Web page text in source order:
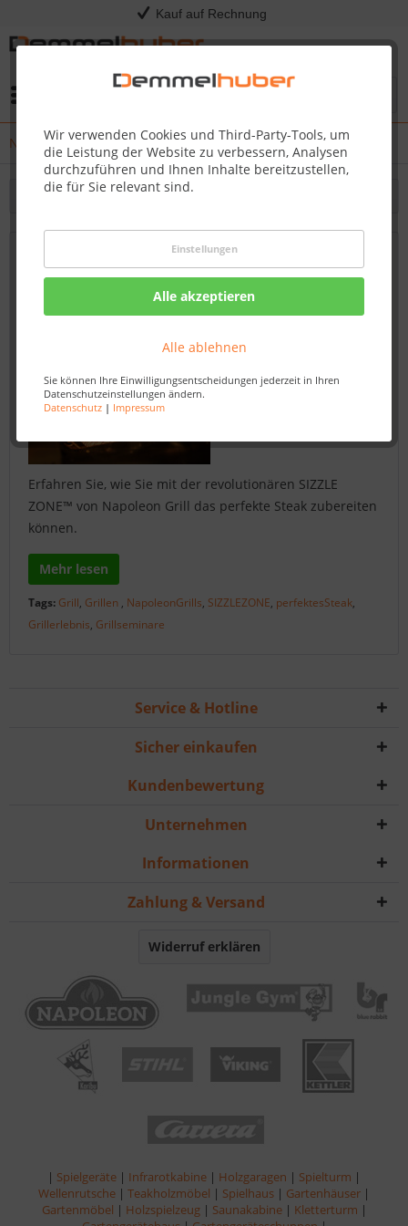
Kauf auf Rechnung
Wir verwenden Cookies und Third-Party-Tools, um
die Leistung der Website zu verbessern, Analysen
durchzuführen und Ihnen Inhalte bereitzustellen,
die für Sie relevant sind.
Einstellungen
Alle akzeptieren
Alle ablehnen
Sie können Ihre Einwilligungsentscheidungen jederzeit in Ihren
Datenschutzeinstellungen ändern.
Datenschutz| Impressum
News
Filtern
Das perfekte Steak mit der SIZZLE ZONE™
von Napoleon Grills
Von: Nadine Wagner
Erfahren Sie, wie Sie mit der revolutionären SIZZLE
ZONE™ von Napoleon Grill das perfekte Steak zubereiten
können.
Mehr lesen
Tags: Grill, Grillen , NapoleonGrills, SIZZLEZONE, perfektesSteak,
Grillerlebnis, Grillseminare
Service & Hotline
Sicher einkaufen
Kundenbewertung
Unternehmen
Informationen
Zahlung & Versand
Widerruf erklären
| Spielgeräte | Infrarotkabine | Holzgaragen | Spielturm |
Wellenrutsche | Teakholzmöbel | Spielhaus | Gartenhäuser |
Gartenmöbel | Holzspielzeug | Saunakabine | Kletterturm |